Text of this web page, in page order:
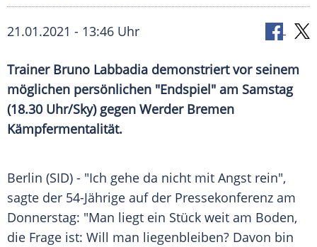
21.01.2021 - 13:46 Uhr
Trainer Bruno Labbadia demonstriert vor seinem
möglichen persönlichen "Endspiel" am Samstag
(18.30 Uhr/Sky) gegen Werder Bremen
Kämpfermentalität.
Berlin (SID) - "Ich gehe da nicht mit Angst rein",
sagte der 54-Jährige auf der Pressekonferenz am
Donnerstag: "Man liegt ein Stück weit am Boden,
die Frage ist: Will man liegenbleiben? Davon bin